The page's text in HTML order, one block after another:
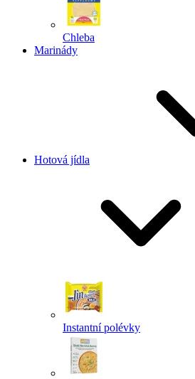
Chleba
Marinády
Hotová jídla
Instantní polévky